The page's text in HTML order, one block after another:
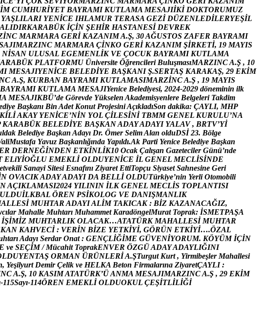
İM CUMHURİYET BAYRAMI KUTLAMA MESAJIİKİ DOKTORUMUZ
YAŞLILARI YENİCE IHLAMUR TERASA GEZİ DÜZENLEDİLERYEŞİL
ALIDIRKARABÜK İÇİN ŞEHİR HASTANESİ DEVREK
İNC MARMARA GERİ KAZANIMA.Ş, 30AĞUSTOS ZAFER BAYRAMI
AJIMARZINC MARMARA ÇİNKO GERİ KAZANIM ŞİRKETİ, 19 MAYIS
NİSAN ULUSAL EGEMENLİK VE ÇOCUK BAYRAMI KUTLAMA
ARABÜK PLATFORMU Üniversite Öğrencileri BuluşmasıMARZINCA.Ş , 10
I MESAJIYENİCE BELEDİYE BAŞKANI Ş.SERTAŞ KARAKAŞ, 29 EKİM
CA.Ş, KURBAN BAYRAMI KUTLAMASIMARZİNCA.Ş , 19 MAYIS
BAYRAMI KUTLAMA MESAJIYenice Belediyesi, 2024-2029 döneminin ilk
A MESAJIKBÜ’de Görevde Yükselen Akademisyenlere Belgeleri Takdim
diye Başkanı Bin Adet Konut ProjesiniAçıkladıSon dakika: ÇAYLI, MHP
KİLİAKAY YENİCE’NİN YOL ÇİLESİNİ TBMM GENEL KURULU’NA
KARABÜK BELEDİYE BAŞKANADAYADAYI YALAV , BRTV’Yİ
ldak Belediye Başkan Adayı Dr. Ömer SelimAlan olduDSİ 23. Bölge
aliMustafa Yavuz Başkanlığında Yapıldı.Ak Parti Yenice Belediye Başkan
R DERNEĞİNDEN ETKİNLİK10 Ocak Çalışan Gazeteciler Günü’nde
ELiYİOĞLU EMEKLİ OLDUYENİCE İL GENEL MECLİSİNDE
etvekili Sanayi Sitesi Esnafını Ziyaret EttiTopçu Siyaset Sahnesine Geri
N OVACIKADAYADAYI DA BELLİ OLDUTürkiye’nin Yerli Otomobili
NAÇIKLAMASI2024 YILININ İLK GENEL MECLİS TOPLANTISI
ULDUİLKBAL ÖREN PSİKOLOG VE DANIŞMANLIK
ALLESİ MUHTAR ADAYIALİM TAKICAK : BİZ KAZANACAĞIZ,
cılar Mahalle Muhtarı Muhammet KaradöngelMurat Toprak: İSMETPAŞA
İŞİMİZ MUHTARLIK OLACAK…ATATÜRK MAHALLESİ MUHTAR
KAN KAHVECİ : VERİN BİZE YETKİYİ, GÖRÜN ETKİYİ….ÖZAL
htarıAdayı Serdar Onat : GENÇLİĞİME GÜVENİYORUM. KÖYÜM İÇİN
ve SEÇİM / Mücahit ToprakENVER ÖZGÜADAYADAYLIĞINI
LDUYENTAŞ ORMAN ÜRÜNLERİA.ŞTurgut Kurt , Yirmibeşler Mahallesi
, Yeşilyurt Demir Çelik ve HELKA Beton Firmalarına ZiyaretÇAYLI :
NCA.Ş, 10 KASIMATATÜRK’ÜANMA MESAJIMARZINCA.Ş , 29 EKİM
-115Sayı-114ÖREN EMEKLİ OLDUOKUL ÇEŞİTLİLİĞİ